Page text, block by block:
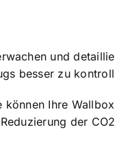
und
besser zu
Ihre
der